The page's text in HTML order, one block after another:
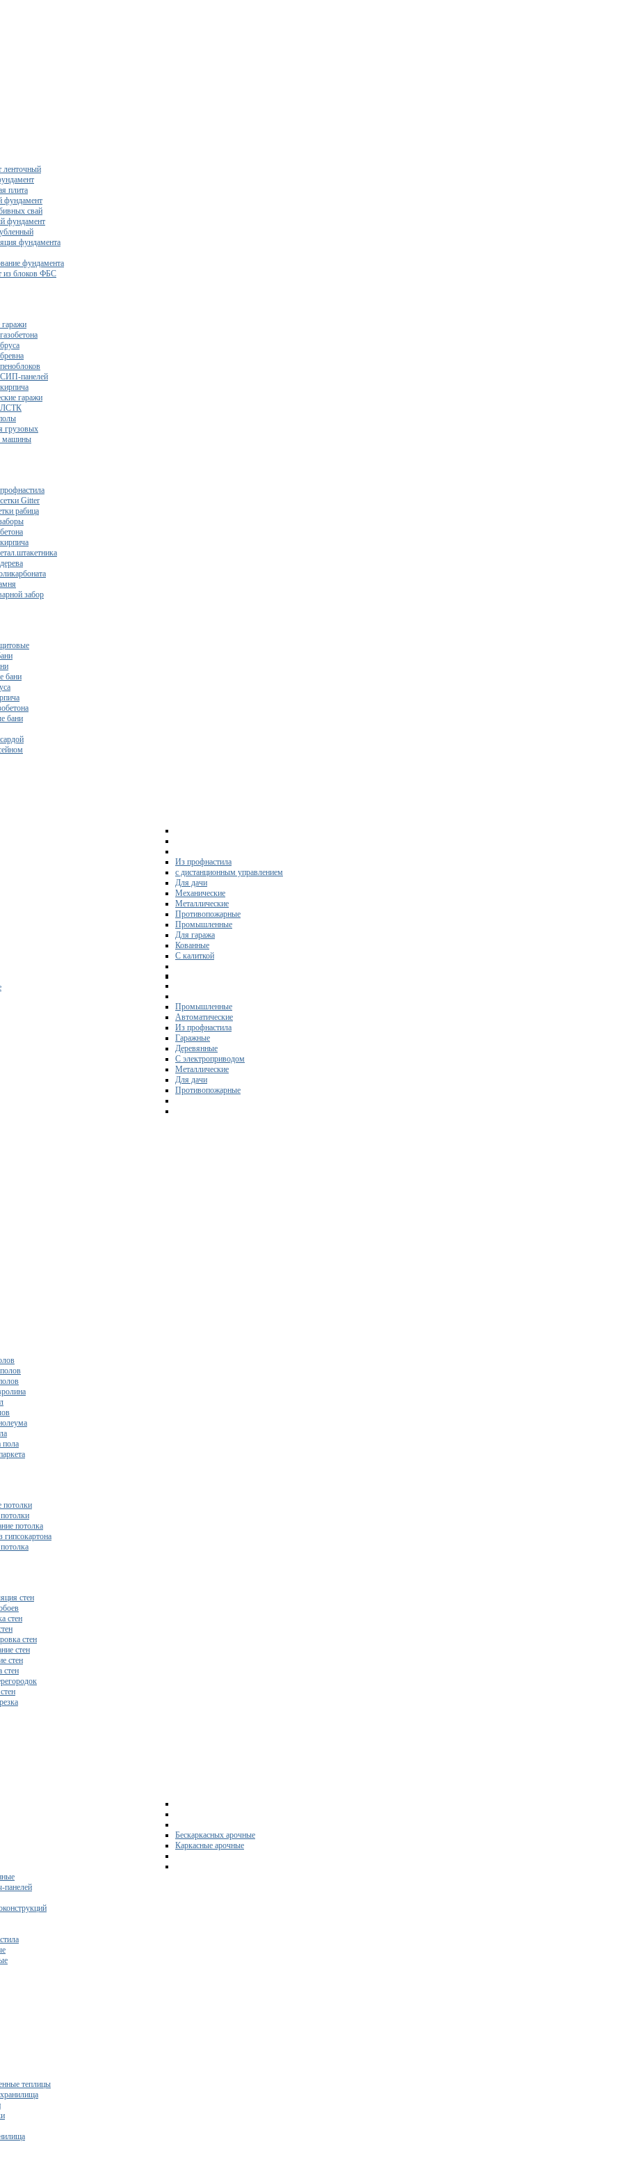
ленточный
плита
фундамент
свай
фундамент
фундамента
фундамента
из блоков ФБС
панелей
гаражи
ЛСТК
грузовых
машины
Gitter
рабица
забор
бани
бани
Из профнастила
с дистанционным управлением
Для дачи
Механические
Металлические
Противопожарные
Промышленные
Для гаража
Кованные
С калиткой
Промышленные
Автоматические
Из профнастила
Гаражные
Деревянные
С электроприводом
Металлические
Для дачи
Противопожарные
потолки
потолка
гипсокартона
стен
стен
стен
стен
стен
стен
Бескаркасных арочные
Каркасные арочные
панелей
теплицы
расчет сметы исходя из вашего бюджета!